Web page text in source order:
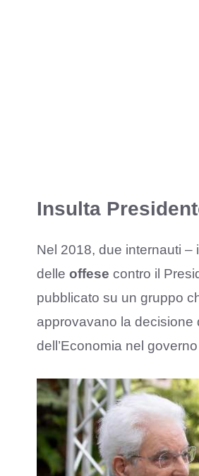
Insulta
Nel 2018, due internauti –
delle offese contro il
pubblicato su un gruppo
approvavano la decisione
dell’Economia nel